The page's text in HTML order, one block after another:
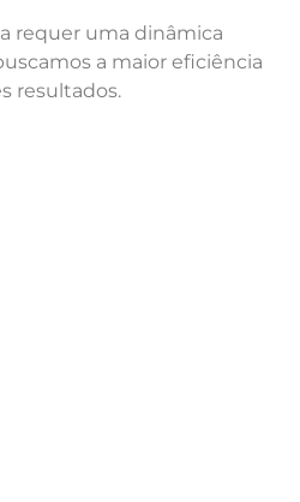
requer uma dinâmica
a maior eficiência
resultados.